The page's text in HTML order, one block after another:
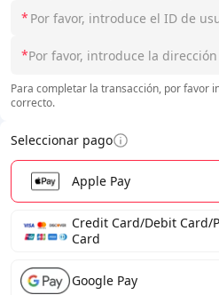
*
*
Para completar la transacción, por favor
correcto.
Seleccionar pago
Apple Pay
Credit Card/Debit Card/
Card
Google Pay